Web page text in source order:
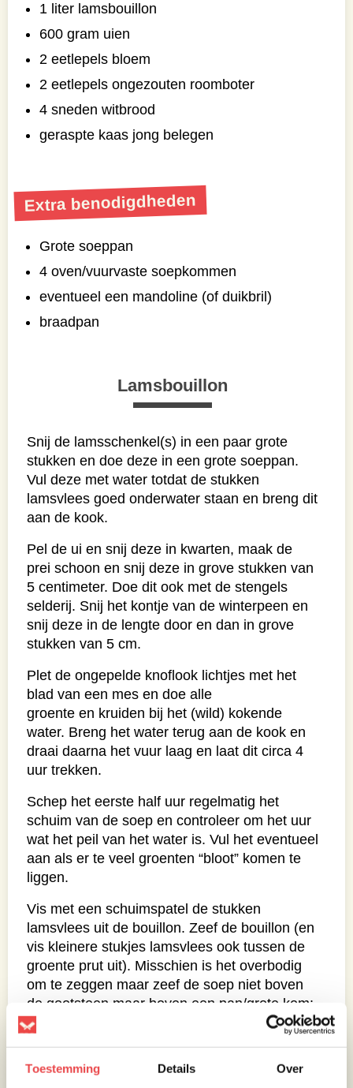
Toestemming Details Over
1 liter lamsbouillon
600 gram uien
2 eetlepels bloem
2 eetlepels ongezouten roomboter
4 sneden witbrood
geraspte kaas jong belegen
Extra benodigdheden
Grote soeppan
4 oven/vuurvaste soepkommen
eventueel een mandoline (of duikbril)
braadpan
Lamsbouillon
Snij de lamsschenkel(s) in een paar grote
stukken en doe deze in een grote soeppan.
Vul deze met water totdat de stukken
lamsvlees goed onderwater staan en breng dit
aan de kook.
Pel de ui en snij deze in kwarten, maak de
prei schoon en snij deze in grove stukken van
5 centimeter. Doe dit ook met de stengels
selderij. Snij het kontje van de winterpeen en
snij deze in de lengte door en dan in grove
stukken van 5 cm.
Plet de ongepelde knoflook lichtjes met het
blad van een mes en doe alle
groente en kruiden bij het (wild) kokende
water. Breng het water terug aan de kook en
draai daarna het vuur laag en laat dit circa 4
uur trekken.
Schep het eerste half uur regelmatig het
schuim van de soep en controleer om het uur
wat het peil van het water is. Vul het eventueel
aan als er te veel groenten “bloot” komen te
liggen.
Vis met een schuimspatel de stukken
lamsvlees uit de bouillon. Zeef de bouillon (en
vis kleinere stukjes lamsvlees ook tussen de
groente prut uit). Misschien is het overbodig
om te zeggen maar zeef de soep niet boven
de gootsteen maar boven een pan/grote kom:
het zou zonde zijn om de rijke lamsbouillon
Houdt het lamsvlees apart en kook de bouillon